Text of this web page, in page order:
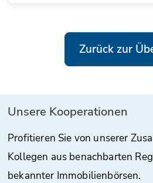
Zurück zur
Unsere Kooperationen
Profitieren Sie von unserer
Kollegen aus benachbarten
bekannter Immobilienbörsen.